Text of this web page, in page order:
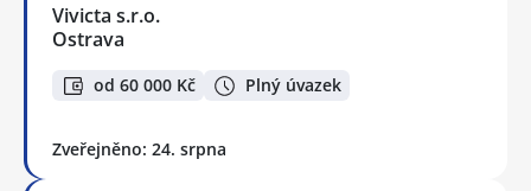
Vivicta s.r.o.
Ostrava
od 60 000 Kč Plný úvazek
Zveřejněno: 24. srpna